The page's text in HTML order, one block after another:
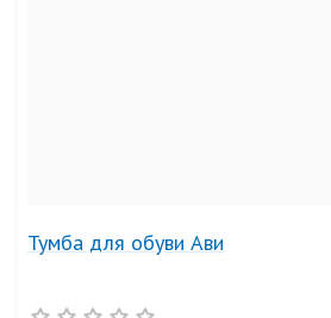
Тумба для обуви Ави